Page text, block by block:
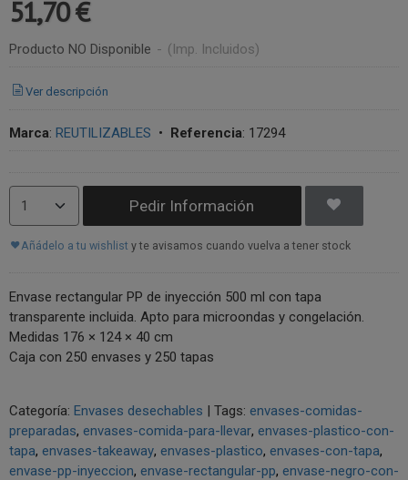
51,70 €
Producto NO Disponible - (Imp. Incluidos)
Ver descripción
Marca: REUTILIZABLES • Referencia: 17294
Pedir Información
Añádelo a tu wishlist y te avisamos cuando vuelva a tener stock
Envase rectangular PP de inyección 500 ml con tapa
transparente incluida. Apto para microondas y congelación.
Medidas 176 × 124 × 40 cm
Caja con 250 envases y 250 tapas
Categoría: Envases desechables | Tags: envases-comidas-
preparadas envases-comida-para-llevar envases-plastico-con-
tapa envases-takeaway envases-plastico envases-con-tapa
envase-pp-inyeccion envase-rectangular-pp envase-negro-con-